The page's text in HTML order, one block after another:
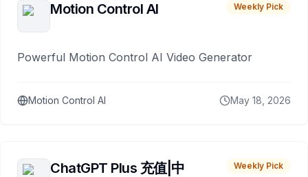
Motion Control AI Weekly Pick
Powerful Motion Control AI Video Generator
Motion Control AI May 18, 2026
ChatGPT Plus 充值|中
Weekly Pick